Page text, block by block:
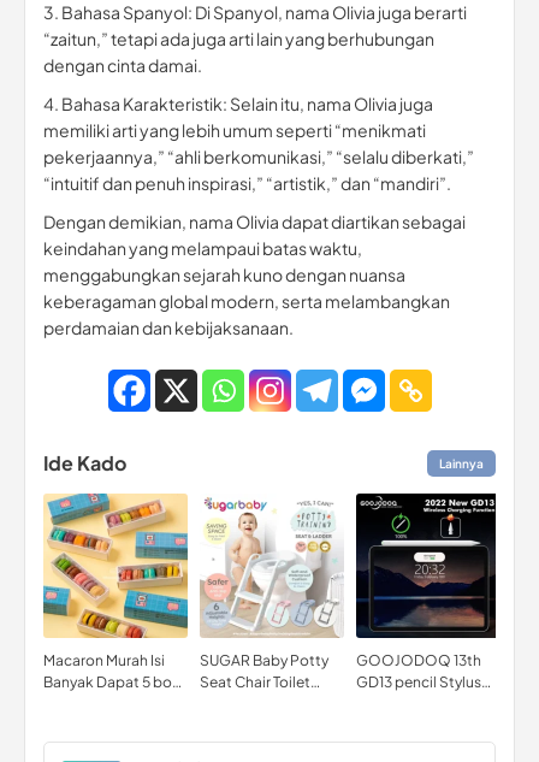
3. Bahasa Spanyol: Di Spanyol, nama Olivia juga berarti
“zaitun,” tetapi ada juga arti lain yang berhubungan
dengan cinta damai.
4. Bahasa Karakteristik: Selain itu, nama Olivia juga
memiliki arti yang lebih umum seperti “menikmati
pekerjaannya,” “ahli berkomunikasi,” “selalu diberkati,”
“intuitif dan penuh inspirasi,” “artistik,” dan “mandiri”.
Dengan demikian, nama Olivia dapat diartikan sebagai
keindahan yang melampaui batas waktu,
menggabungkan sejarah kuno dengan nuansa
keberagaman global modern, serta melambangkan
perdamaian dan kebijaksanaan.
Ide Kado Lainnya
Macaron Murah Isi
Banyak Dapat 5 box
SUGAR Baby Potty
Seat Chair Toilet
GOOJODOQ 13th
GD13 pencil Stylus
wireless charger